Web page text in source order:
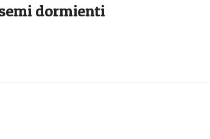
dormienti